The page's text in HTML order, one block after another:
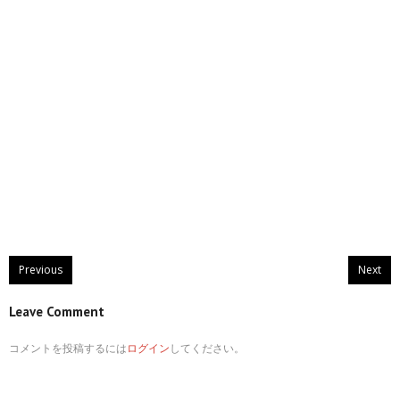
Previous Next
Leave Comment
コメントを投稿するにはログインしてください。